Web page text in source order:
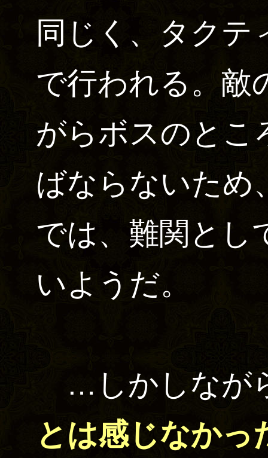
同じく、タクテ
で行われる。敵
がらボスのとこ
ばならないため
では、難関とし
いようだ。
…しかしなが
とは感じなかっ